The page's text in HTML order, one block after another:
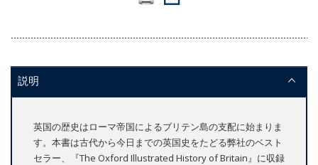
説明
英国の歴史はローマ帝国によるブリテン島の支配に始まりま
す。本書は古代から今日までの英国史をたどる弊社のベスト
セラー、『The Oxford Illustrated History of Britain』に収録